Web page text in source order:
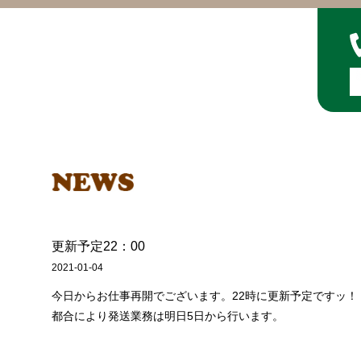
更新予定22：00
2021-01-04
今日からお仕事再開でございます。22時に更新予定ですッ！
都合により発送業務は明日5日から行います。